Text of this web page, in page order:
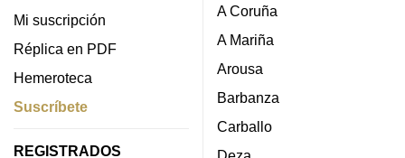
Mi suscripción
Réplica en PDF
Hemeroteca
Suscríbete
REGISTRADOS
A Coruña
A Mariña
Arousa
Barbanza
Carballo